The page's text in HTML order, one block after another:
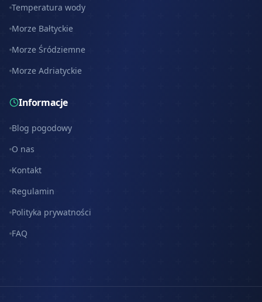
Temperatura wody
Morze Bałtyckie
Morze Śródziemne
Morze Adriatyckie
Informacje
Blog pogodowy
O nas
Kontakt
Regulamin
Polityka prywatności
FAQ